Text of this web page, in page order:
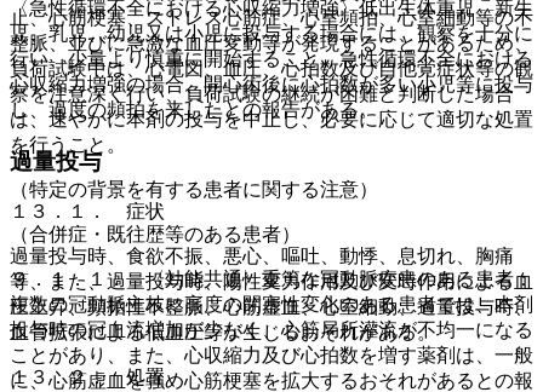
〈急性循環不全における心収縮力増強〉低出生体重児、新生
児、乳児、幼児又は小児に投与する場合には、観察を十分に
行い、少量より慎重に開始すること。急性循環不全における
心収縮力増強の場合、開心術後に心拍数が多い小児等に投与
し、過度の頻拍を来したとの報告がある。
過量投与
１３．１． 症状
過量投与時、食欲不振、悪心、嘔吐、動悸、息切れ、胸痛
等、また、過量投与時、陽性変力作用及び変時作用による血
圧上昇、頻拍性不整脈、心筋虚血、心室細動、過量投与時、
血管拡張による低血圧等が生じるおそれがある。
１３．２． 処置
止、心筋梗塞、ストレス心筋症、心室頻拍、心室細動等の不
整脈、並びに急激な血圧変動等が発現することがあるため、
負荷試験中は、心電図、血圧、心拍数及び自他覚症状等の観
察を注意深く行い、負荷試験の継続が困難と判断した場合
は、速やかに本剤の投与を中止し、必要に応じて適切な処置
を行うこと。
（特定の背景を有する患者に関する注意）
（合併症・既往歴等のある患者）
９．１．１． 〈効能共通〉重篤な冠動脈疾患のある患者：
複数の冠動脈主枝に高度の閉塞性変化のある患者では、本剤
投与時の冠血流増加が少なく、心筋局所灌流が不均一になる
ことがあり、また、心収縮力及び心拍数を増す薬剤は、一般
に、心筋虚血を強め心筋梗塞を拡大するおそれがあるとの報